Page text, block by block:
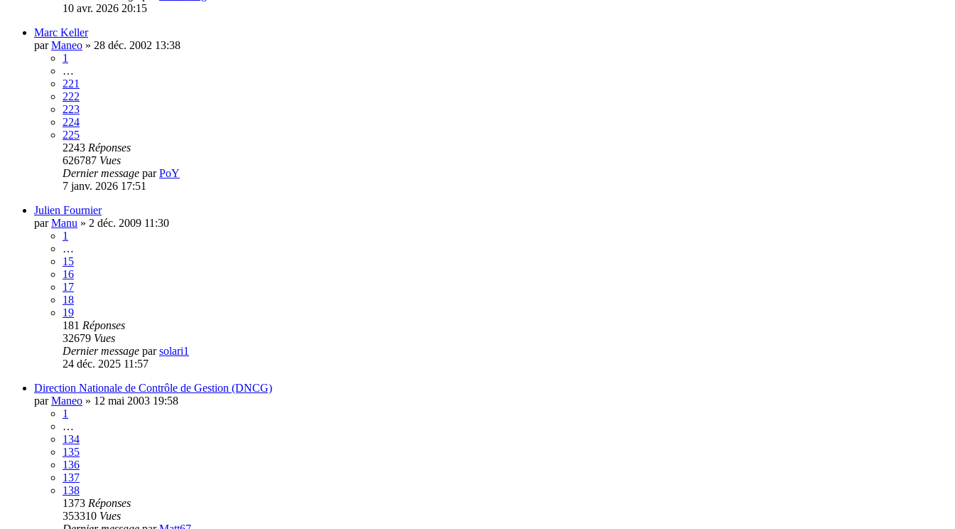
10 avr. 2026 20:15
Marc Keller
parManeo » 28 déc. 2002 13:38
1
…
221
222
223
224
225
2243 Réponses
626787 Vues
Dernier message parPoY
7 janv. 2026 17:51
Julien Fournier
parManu » 2 déc. 2009 11:30
1
…
15
16
17
18
19
181 Réponses
32679 Vues
Dernier message parsolari1
24 déc. 2025 11:57
Direction Nationale de Contrôle de Gestion (DNCG)
parManeo » 12 mai 2003 19:58
1
…
134
135
136
137
138
1373 Réponses
353310 Vues